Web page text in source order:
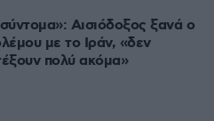
Αισιόδοξος ξανά ο
με το Ιράν, «δεν
πολύ ακόμα»